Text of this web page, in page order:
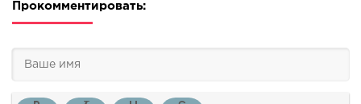
Прокомментировать: